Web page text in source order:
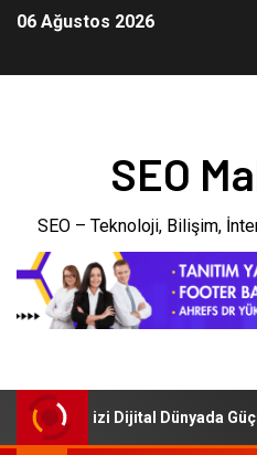
06 Ağustos 2026
SEO
SEO – Teknoloji, Bilişim,
İşletmenizi Dijital Dünyada